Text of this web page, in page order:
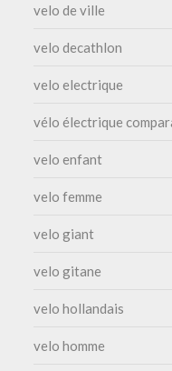
velo de ville
velo decathlon
velo electrique
vélo électrique
velo enfant
velo femme
velo giant
velo gitane
velo hollandais
velo homme